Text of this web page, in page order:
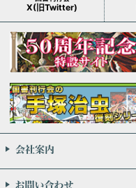
X(旧Twitter)